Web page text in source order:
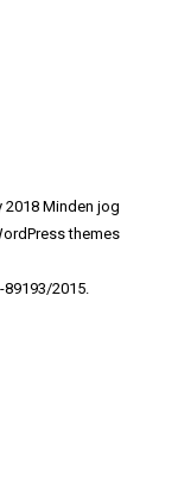
Minden jog
themes
2015.